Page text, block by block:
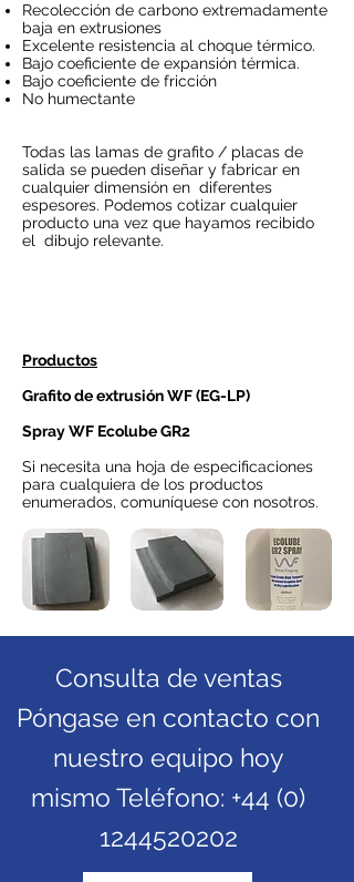
Recolección de carbono extremadamente
baja en extrusiones
Excelente resistencia al choque térmico.
Bajo coeficiente de expansión térmica.
Bajo coeficiente de fricción
No humectante
Todas las lamas de grafito / placas de
salida se pueden diseñar y fabricar en
cualquier dimensión en diferentes
espesores. Podemos cotizar cualquier
producto una vez que hayamos recibido
el dibujo relevante.
Productos
Grafito de extrusión WF (EG-LP)
Spray WF Ecolube GR2
Si necesita una hoja de especificaciones
para cualquiera de los productos
enumerados, comuníquese con nosotros.
Consulta de ventas
Póngase en contacto con
nuestro equipo hoy
mismo Teléfono: +44 (0)
1244520202